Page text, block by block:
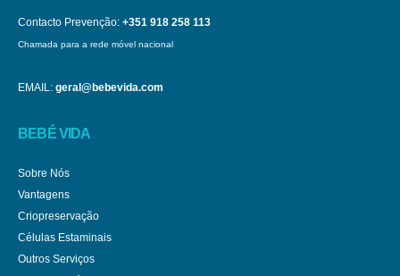
Contacto Prevenção: +351 918 258 113
Chamada para a rede móvel nacional
EMAIL: geral@bebevida.com
BEBÉ VIDA
Sobre Nós
Vantagens
Criopreservação
Células Estaminais
Outros Serviços